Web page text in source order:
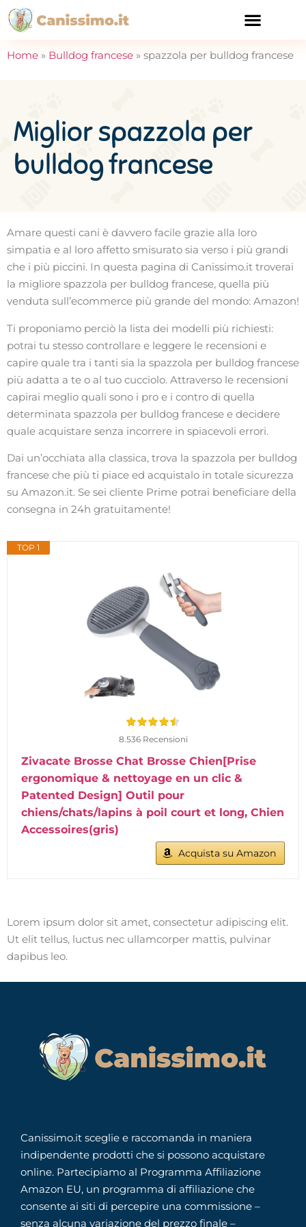
Home » Bulldog francese » spazzola per bulldog francese
Miglior spazzola per
bulldog francese
Amare questi cani è davvero facile grazie alla loro
simpatia e al loro affetto smisurato sia verso i più grandi
che i più piccini. In questa pagina di Canissimo.it troverai
la migliore spazzola per bulldog francese, quella più
venduta sull’ecommerce più grande del mondo: Amazon!
Ti proponiamo perciò la lista dei modelli più richiesti:
potrai tu stesso controllare e leggere le recensioni e
capire quale tra i tanti sia la spazzola per bulldog francese
più adatta a te o al tuo cucciolo. Attraverso le recensioni
capirai meglio quali sono i pro e i contro di quella
determinata spazzola per bulldog francese e decidere
quale acquistare senza incorrere in spiacevoli errori.
Dai un’occhiata alla classica, trova la spazzola per bulldog
francese che più ti piace ed acquistalo in totale sicurezza
su Amazon.it. Se sei cliente Prime potrai beneficiare della
consegna in 24h gratuitamente!
TOP 1
8.536 Recensioni
Zivacate Brosse Chat Brosse Chien[Prise
ergonomique & nettoyage en un clic &
Patented Design] Outil pour
chiens/chats/lapins à poil court et long, Chien
Accessoires(gris)
Acquista su Amazon
Lorem ipsum dolor sit amet, consectetur adipiscing elit.
Ut elit tellus, luctus nec ullamcorper mattis, pulvinar
dapibus leo.
Canissimo.it sceglie e raccomanda in maniera
indipendente prodotti che si possono acquistare
online. Partecipiamo al Programma Affiliazione
Amazon EU, un programma di affiliazione che
consente ai siti di percepire una commissione –
senza alcuna variazione del prezzo finale –